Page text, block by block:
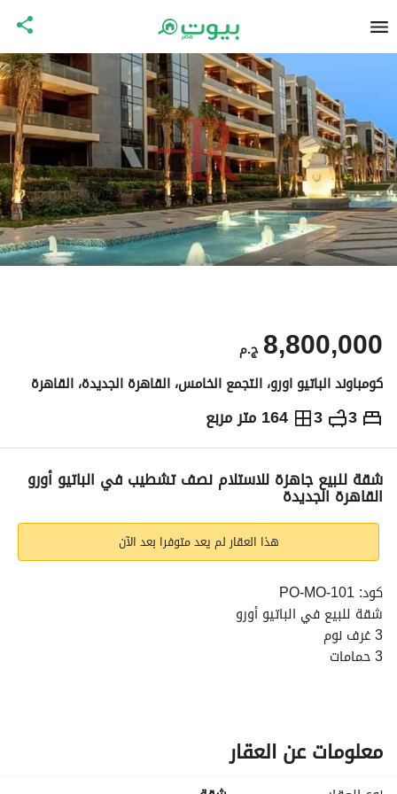
ج.م 8,800,000
كومباوند الباتيو اورو، التجمع الخامس، القاهرة الجديدة، القاهرة
3
3 164 متر مربع ج.م8,800,000
التفاصيل الاتجاهات والمؤشرات رهن عقاري
شقة للبيع جاهزة للاستلام نصف تشطيب في الباتيو أورو
القاهرة الجديدة
هذا العقار لم يعد متوفرا بعد الآن
كود: PO-MO-101
شقة للبيع في الباتيو أورو
3 غرف نوم
3 حمامات
-------------------------
معلومات عن العقار